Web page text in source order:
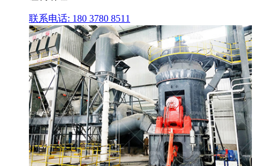
联系电话: 180 3780 8511